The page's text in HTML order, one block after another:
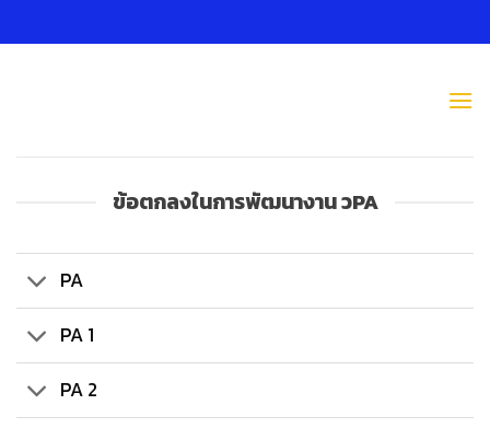
to
ข้อตกลงในการพัฒนางาน วPA
PA
PA 1
PA 2